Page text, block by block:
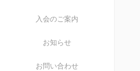
入会のご案内
お知らせ
お問い合わせ